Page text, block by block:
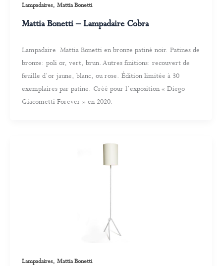
Lampadaires, Mattia Bonetti
Mattia Bonetti – Lampadaire Cobra
Lampadaire Mattia Bonetti en bronze patiné noir. Patines de
bronze: poli or, vert, brun. Autres finitions: recouvert de
feuille d’or jaune, blanc, ou rose. Édition limitée à 30
exemplaires par patine. Créé pour l’exposition « Diego
Giacometti Forever » en 2020.
Lampadaires, Mattia Bonetti